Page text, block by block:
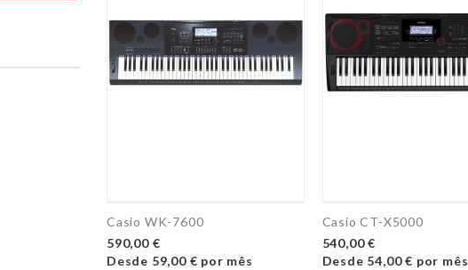
Casio WK-7600
590,00 €
Desde 59,00 € por mês
Casio CT-X5000
540,00 €
Desde 54,00 € por mês